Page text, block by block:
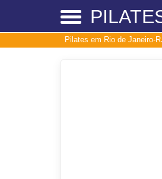
Pilates em Rio de Janeiro-